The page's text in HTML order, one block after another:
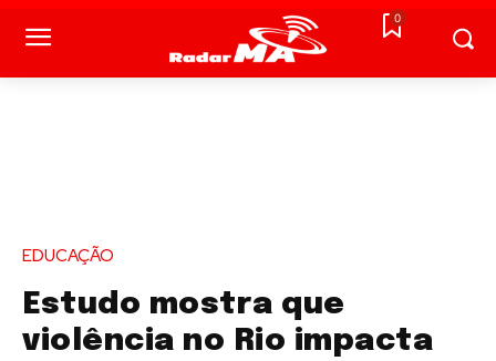
0
EDUCAÇÃO
Estudo mostra que
violência no Rio impacta